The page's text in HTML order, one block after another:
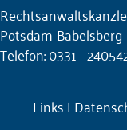
Potsdam-Babelsberg
Telefon: 0331 -
Links|